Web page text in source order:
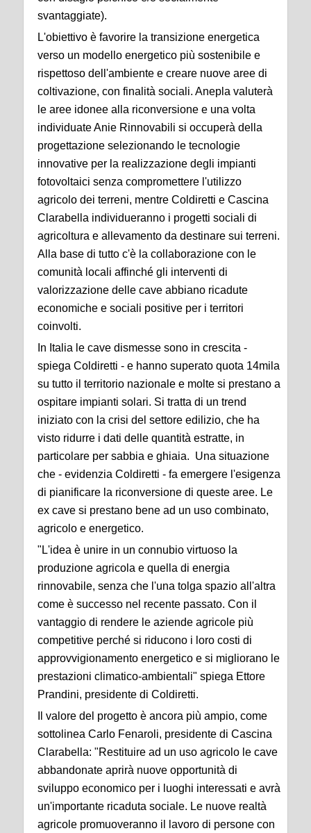
svantaggiate).
L'obiettivo è favorire la transizione energetica
verso un modello energetico più sostenibile e
rispettoso dell'ambiente e creare nuove aree di
coltivazione, con finalità sociali. Anepla valuterà
le aree idonee alla riconversione e una volta
individuate Anie Rinnovabili si occuperà della
progettazione selezionando le tecnologie
innovative per la realizzazione degli impianti
fotovoltaici senza compromettere l'utilizzo
agricolo dei terreni, mentre Coldiretti e Cascina
Clarabella individueranno i progetti sociali di
agricoltura e allevamento da destinare sui terreni.
Alla base di tutto c'è la collaborazione con le
comunità locali affinché gli interventi di
valorizzazione delle cave abbiano ricadute
economiche e sociali positive per i territori
coinvolti.
In Italia le cave dismesse sono in crescita -
spiega Coldiretti - e hanno superato quota 14mila
su tutto il territorio nazionale e molte si prestano a
ospitare impianti solari. Si tratta di un trend
iniziato con la crisi del settore edilizio, che ha
visto ridurre i dati delle quantità estratte, in
particolare per sabbia e ghiaia. Una situazione
che - evidenzia Coldiretti - fa emergere l'esigenza
di pianificare la riconversione di queste aree. Le
ex cave si prestano bene ad un uso combinato,
agricolo e energetico.
"L'idea è unire in un connubio virtuoso la
produzione agricola e quella di energia
rinnovabile, senza che l'una tolga spazio all'altra
come è successo nel recente passato. Con il
vantaggio di rendere le aziende agricole più
competitive perché si riducono i loro costi di
approvvigionamento energetico e si migliorano le
prestazioni climatico-ambientali" spiega Ettore
Prandini, presidente di Coldiretti.
Il valore del progetto è ancora più ampio, come
sottolinea Carlo Fenaroli, presidente di Cascina
Clarabella: "Restituire ad un uso agricolo le cave
abbandonate aprirà nuove opportunità di
sviluppo economico per i luoghi interessati e avrà
un'importante ricaduta sociale. Le nuove realtà
agricole promuoveranno il lavoro di persone con